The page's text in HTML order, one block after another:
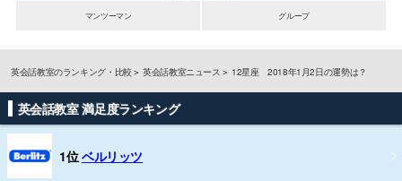
マンツーマン
グループ
英会話教室のランキング・比較 英会話教室ニュース 12星座 2018年1月2日の運勢は？
英会話教室 満足度ランキング
1位ベルリッツ